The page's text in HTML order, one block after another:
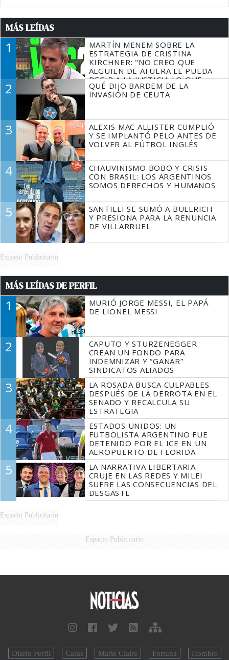
MÁS LEÍDAS
1
MARTÍN MENEM SOBRE LA
ESTRATEGIA DE CRISTINA
KIRCHNER: "NO CREO QUE
ALGUIEN DE AFUERA LE PUEDA
DECIR A LA JUSTICIA LO QUE
TIENE QUE HACER"
2
QUÉ DIJO BARDEM DE LA
INVASIÓN DE CEUTA
3
ALEXIS MAC ALLISTER CUMPLIÓ
Y SE IMPLANTÓ PELO ANTES DE
VOLVER AL FÚTBOL INGLÉS
4
CHAUVINISMO BOBO Y CRISIS
CON BRASIL: LOS ARGENTINOS
SOMOS DERECHOS Y HUMANOS
5
SANTILLI SE SUMÓ A BULLRICH
Y PRESIONA PARA LA RENUNCIA
DE VILLARRUEL
Espacio Publicitario
MÁS LEÍDAS DE PERFIL
1
MURIÓ JORGE MESSI, EL PAPÁ
DE LIONEL MESSI
2
CAPUTO Y STURZENEGGER
CREAN UN FONDO PARA
INDEMNIZAR Y “GANAR”
SINDICATOS ALIADOS
3
LA ROSADA BUSCA CULPABLES
DESPUÉS DE LA DERROTA EN EL
SENADO Y RECALCULA SU
ESTRATEGIA
4
ESTADOS UNIDOS: UN
FUTBOLISTA ARGENTINO FUE
DETENIDO POR EL ICE EN UN
AEROPUERTO DE FLORIDA
5
LA NARRATIVA LIBERTARIA
CRUJE EN LAS REDES Y MILEI
SUFRE LAS CONSECUENCIAS DEL
DESGASTE
Espacio Publicitario
Espacio Publicitario
Diario Perfil Caras Marie Claire Fortuna Hombre